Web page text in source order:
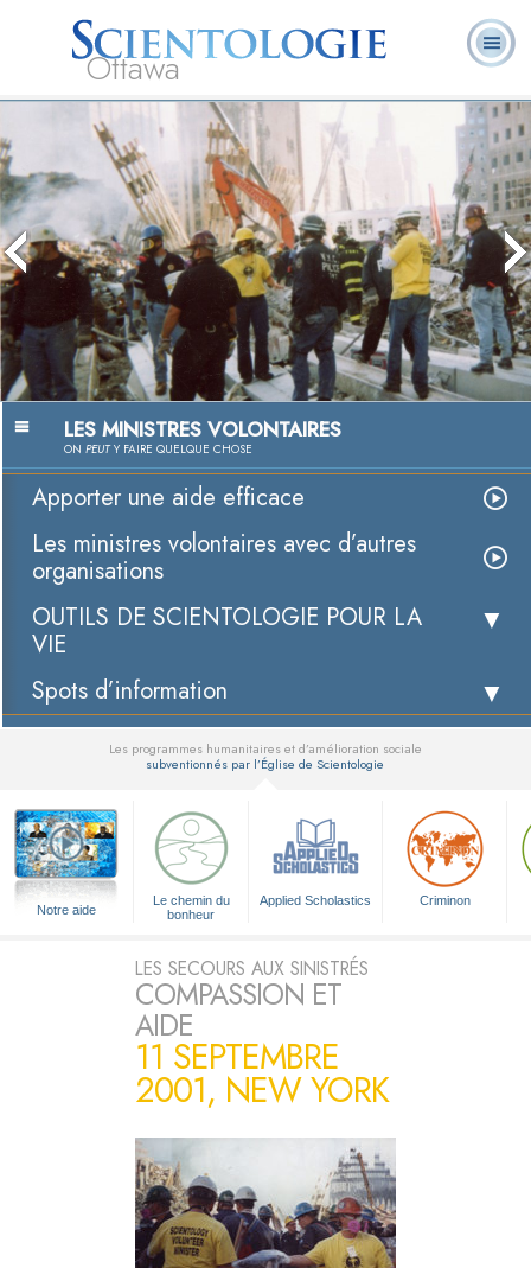
Ottawa
Qu’est-ce que la
Scientologie ?
volontaires
questions
Livres
Aider, une
Regarder la
LES MINISTRES VOLONTAIRES
ON PEUTY FAIRE QUELQUE CHOSE
Apporter une aide efficace
Les ministres volontaires avec d’autres
organisations
OUTILS DE SCIENTOLOGIE POUR LA
VIE
Spots d’information
Les programmes humanitaires et d’amélioration sociale
subventionnés par l’Église de Scientologie
Notre aide
Le chemin du
bonheur
Applied Scholastics Criminon
LES SECOURS AUX SINISTRÉS
COMPASSION ET
AIDE
11 SEPTEMBRE
2001, NEW YORK